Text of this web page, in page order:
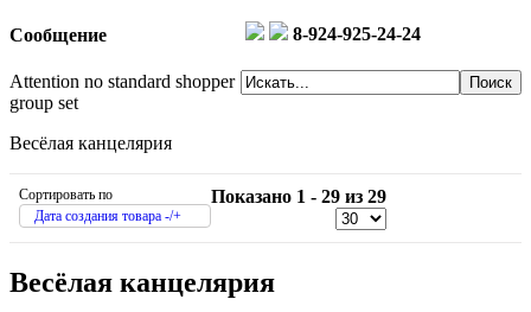
8-924-925-24-24
Сообщение
Attention no standard shopper
group set
Весёлая канцелярия
Сортировать по
Дата создания товара -/+
Показано 1 - 29 из 29
Весёлая канцелярия